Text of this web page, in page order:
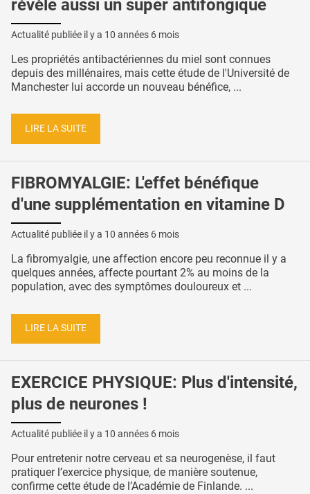
révèle aussi un super antifongique
Actualité publiée il y a 10 années 6 mois
Les propriétés antibactériennes du miel sont connues
depuis des millénaires, mais cette étude de l'Université de
Manchester lui accorde un nouveau bénéfice, ...
LIRE LA SUITE
FIBROMYALGIE: L'effet bénéfique
d'une supplémentation en vitamine D
Actualité publiée il y a 10 années 6 mois
La fibromyalgie, une affection encore peu reconnue il y a
quelques années, affecte pourtant 2% au moins de la
population, avec des symptômes douloureux et ...
LIRE LA SUITE
EXERCICE PHYSIQUE: Plus d'intensité,
plus de neurones !
Actualité publiée il y a 10 années 6 mois
Pour entretenir notre cerveau et sa neurogenèse, il faut
pratiquer l’exercice physique, de manière soutenue,
confirme cette étude de l’Académie de Finlande. ...